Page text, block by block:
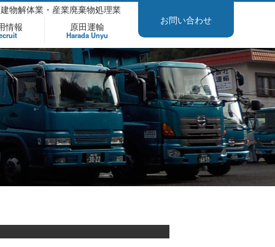
物解体業・産業廃棄物処理業
情報
原田運輸
Harada Unyu
お問い合わせ